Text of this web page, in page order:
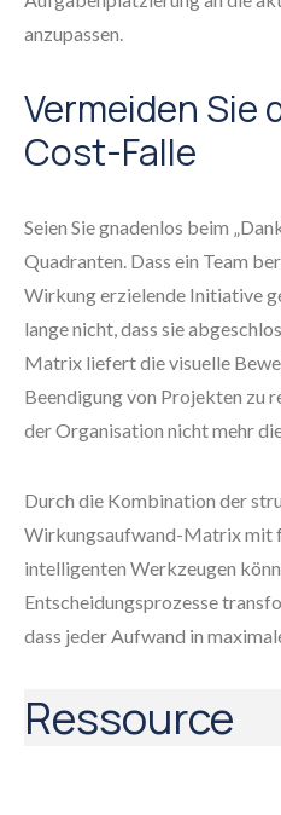
anzupassen.
Vermeiden Sie
Cost-Falle
Seien Sie gnadenlos beim
Quadranten. Dass ein Team
Wirkung erzielende Initiative
lange nicht, dass sie
Matrix liefert die visuelle
Beendigung von Projekten zu
der Organisation nicht mehr
Durch die Kombination der
Wirkungsaufwand-Matrix mit
intelligenten Werkzeugen
Entscheidungsprozesse
dass jeder Aufwand in
Ressource